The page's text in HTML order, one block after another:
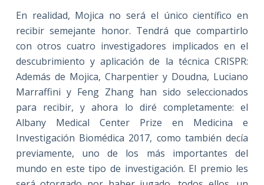
En realidad, Mojica no será el único científico en
recibir semejante honor. Tendrá que compartirlo
con otros cuatro investigadores implicados en el
descubrimiento y aplicación de la técnica CRISPR:
Además de Mojica, Charpentier y Doudna, Luciano
Marraffini y Feng Zhang han sido seleccionados
para recibir, y ahora lo diré completamente: el
Albany Medical Center Prize en Medicina e
Investigación Biomédica 2017, como también decía
previamente, uno de los más importantes del
mundo en este tipo de investigación. El premio les